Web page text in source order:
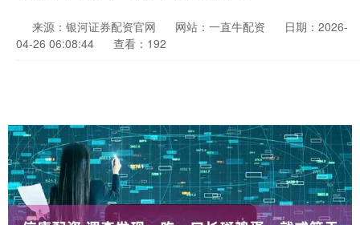
来源：银河证券配资官网 网站：一直牛配资
日期：2026-
04-26 06:08:44
查看：192